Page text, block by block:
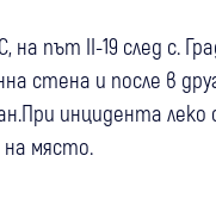
път II-19 след с.
стена и после в
инцидента
на място.